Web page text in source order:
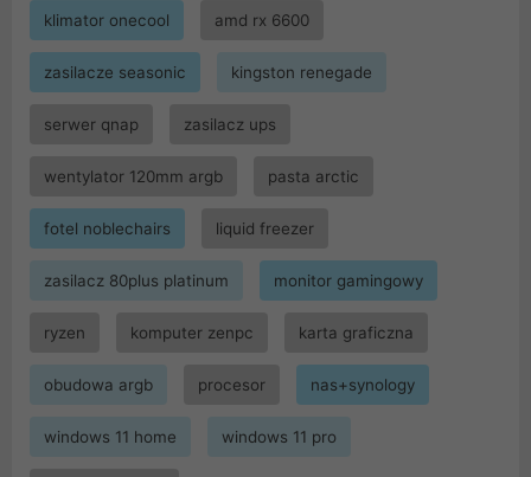
klimator onecool amd rx 6600
zasilacze seasonic kingston renegade
serwer qnap zasilacz ups
wentylator 120mm argb pasta arctic
fotel noblechairs liquid freezer
zasilacz 80plus platinum monitor gamingowy
ryzen komputer zenpc karta graficzna
obudowa argb procesor nas+synology
windows 11 home windows 11 pro